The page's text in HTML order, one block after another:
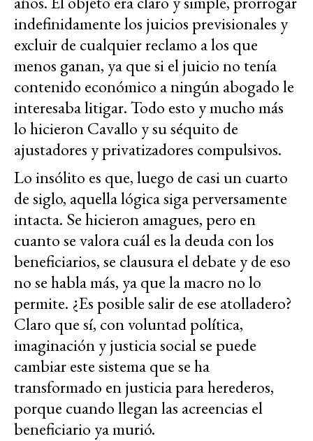
indefinidamente los juicios previsionales y
excluir de cualquier reclamo a los que
menos ganan, ya que si el juicio no tenía
contenido económico a ningún abogado le
interesaba litigar. Todo esto y mucho más
lo hicieron Cavallo y su séquito de
ajustadores y privatizadores compulsivos.
Lo insólito es que, luego de casi un cuarto
de siglo, aquella lógica siga perversamente
intacta. Se hicieron amagues, pero en
cuanto se valora cuál es la deuda con los
beneficiarios, se clausura el debate y de eso
no se habla más, ya que la macro no lo
permite. ¿Es posible salir de ese atolladero?
Claro que sí, con voluntad política,
imaginación y justicia social se puede
cambiar este sistema que se ha
transformado en justicia para herederos,
porque cuando llegan las acreencias el
beneficiario ya murió.